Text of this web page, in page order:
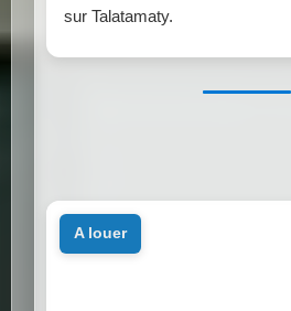
sur Talatamaty.
a louer